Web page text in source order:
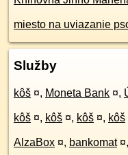
miesto na uviazanie
Služby
kôš ¤, Moneta Bank ¤,
kôš ¤, kôš ¤, kôš ¤, kôš
AlzaBox ¤, bankomat ¤,